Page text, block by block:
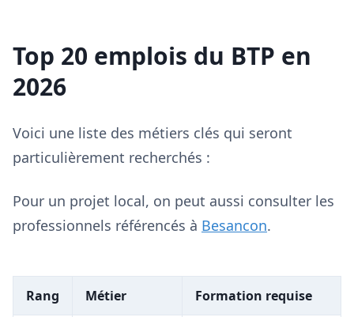
Top 20 emplois du BTP en
2026
Voici une liste des métiers clés qui seront
particulièrement recherchés :
Pour un projet local, on peut aussi consulter les
professionnels référencés à Besancon.
Rang Métier Formation requise